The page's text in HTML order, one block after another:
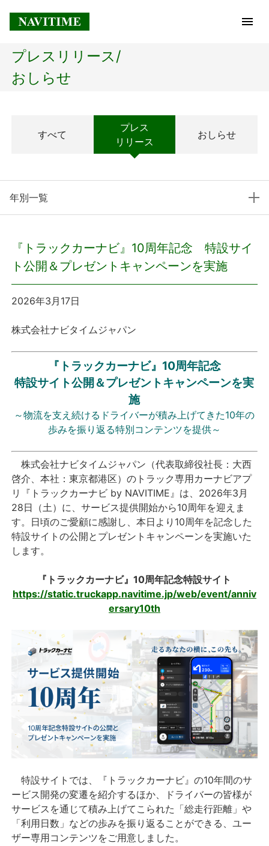
トップページ
経営理念
プレスリリース
プレスリリース
おしらせ
サービス
個人向けサービス
法人向けサービス
採用情報
English
プレスリリース/
おしらせ
すべて
プレス
リリース
おしらせ
年別一覧
『トラックカーナビ』10周年記念 特設サイ
ト公開＆プレゼントキャンペーンを実施
2026年3月17日
株式会社ナビタイムジャパン
『トラックカーナビ』10周年記念
特設サイト公開＆プレゼントキャンペーンを実
施
～物流を支え続けるドライバーが積み上げてきた10年の
歩みを振り返る特別コンテンツを提供～
株式会社ナビタイムジャパン（代表取締役社長：大西
啓介、本社：東京都港区）のトラック専用カーナビアプ
リ『トラックカーナビ by NAVITIME』は、2026年3月
28日（土）に、サービス提供開始から10周年を迎えま
す。日頃のご愛顧に感謝し、本日より10周年を記念した
特設サイトの公開とプレゼントキャンペーンを実施いた
します。
『トラックカーナビ』10周年記念特設サイト
https://static.truckapp.navitime.jp/web/event/anniv
ersary10th
特設サイトでは、『トラックカーナビ』の10年間のサ
ービス開発の変遷を紹介するほか、ドライバーの皆様が
サービスを通じて積み上げてこられた「総走行距離」や
「利用日数」などの歩みを振り返ることができる、ユー
ザー専用コンテンツをご用意しました。